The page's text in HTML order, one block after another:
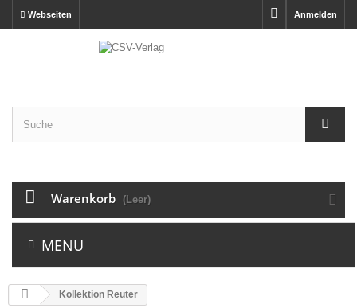
Anmelden
Webseiten
Warenkorb (Leer)
MENU
Kollektion Reuter